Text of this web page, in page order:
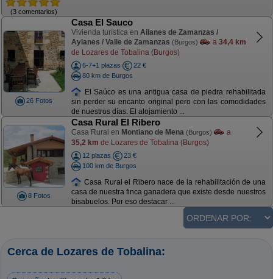
(3 comentarios)
26 Fotos
Casa El Sauco
Vivienda turística en Ailanes de Zamanzas /
Aylanes / Valle de Zamanzas (Burgos) a 34,4 km
de Lozares de Tobalina (Burgos)
6-7+1 plazas
22 €
80 km de Burgos
El Saúco es una antigua casa de piedra rehabilitada
sin perder su encanto original pero con las comodidades
de nuestros días. El alojamiento ...
8 Fotos
Casa Rural El Ribero
Casa Rural en Montiano de Mena (Burgos)
a
35,2 km de Lozares de Tobalina (Burgos)
12 plazas
23 €
100 km de Burgos
Casa Rural el Ribero nace de la rehabilitación de una
casa de nuestra finca ganadera que existe desde nuestros
bisabuelos. Por eso destacar ...
Cerca de Lozares de Tobalina: